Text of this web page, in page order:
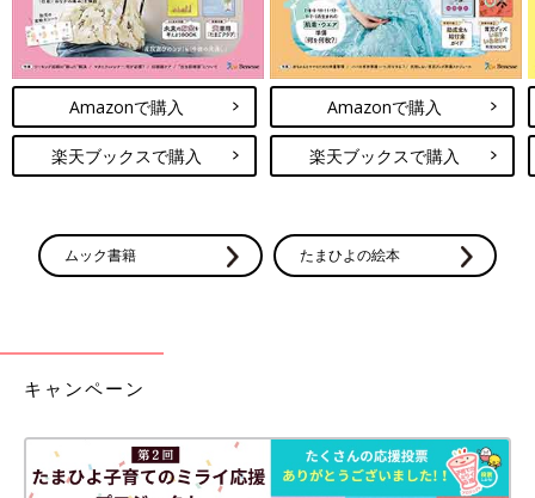
Amazonで購入
楽天ブックスで購入
Amazonで購入
楽天ブックスで購入
ムック書籍 たまひよの絵本
キャンペーン